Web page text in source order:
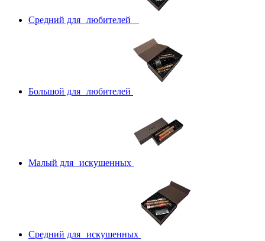
Средний для любителей
Большой для любителей
Малый для искушенных
Средний для искушенных